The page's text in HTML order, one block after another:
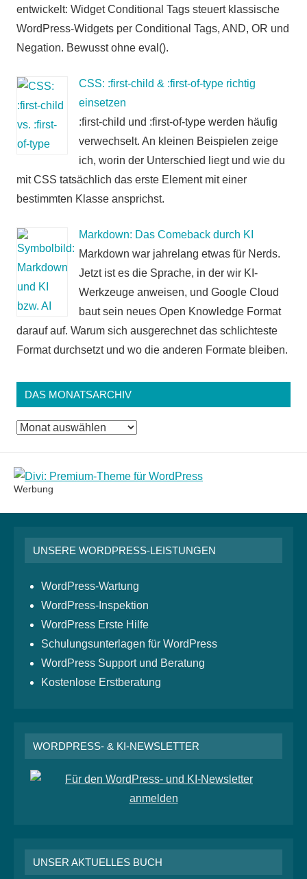
entwickelt: Widget Conditional Tags steuert klassische
WordPress-Widgets per Conditional Tags, AND, OR und
Negation. Bewusst ohne eval().
CSS: :first-child & :first-of-type richtig
einsetzen
:first-child und :first-of-type werden häufig
verwechselt. An kleinen Beispielen zeige
ich, worin der Unterschied liegt und wie du
mit CSS tatsächlich das erste Element mit einer
bestimmten Klasse ansprichst.
Markdown: Das Comeback durch KI
Markdown war jahrelang etwas für Nerds.
Jetzt ist es die Sprache, in der wir KI-
Werkzeuge anweisen, und Google Cloud
baut sein neues Open Knowledge Format
darauf auf. Warum sich ausgerechnet das schlichteste
Format durchsetzt und wo die anderen Formate bleiben.
DAS MONATSARCHIV
Das
Werbung
UNSERE WORDPRESS-LEISTUNGEN
WordPress-Wartung
WordPress-Inspektion
WordPress Erste Hilfe
Schulungsunterlagen für WordPress
WordPress Support und Beratung
Kostenlose Erstberatung
WORDPRESS- & KI-NEWSLETTER
UNSER AKTUELLES BUCH